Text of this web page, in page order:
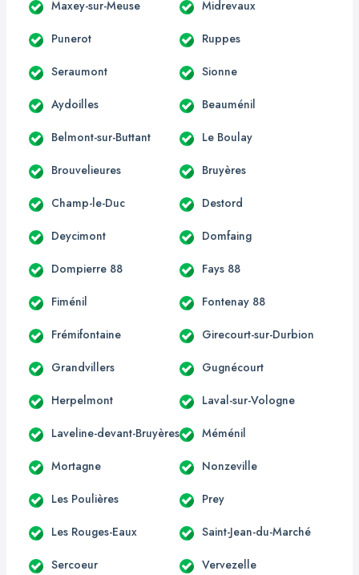
Maxey-sur-Meuse Midrevaux
Punerot Ruppes
Seraumont Sionne
Aydoilles Beauménil
Belmont-sur-Buttant Le Boulay
Brouvelieures Bruyères
Champ-le-Duc Destord
Deycimont Domfaing
Dompierre 88 Fays 88
Fiménil Fontenay 88
Frémifontaine Girecourt-sur-Durbion
Grandvillers Gugnécourt
Herpelmont Laval-sur-Vologne
Laveline-devant-Bruyères Méménil
Mortagne Nonzeville
Les Poulières Prey
Les Rouges-Eaux Saint-Jean-du-Marché
Sercoeur Vervezelle